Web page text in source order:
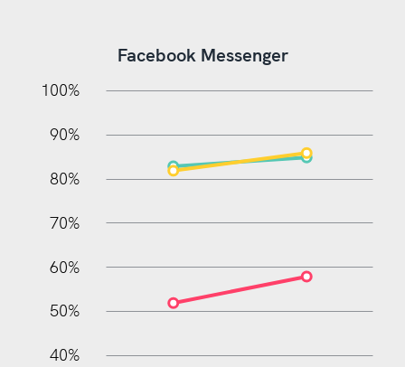
Facebook Messenger
10%
100%
90%
80%
70%
60%
50%
40%